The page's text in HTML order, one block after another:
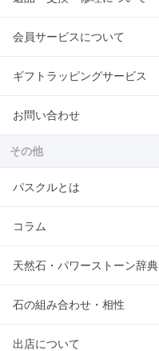
会員サービスについて
ギフトラッピングサービス
お問い合わせ
その他
パスクルとは
コラム
天然石・パワーストーン辞典
石の組み合わせ・相性
出店について